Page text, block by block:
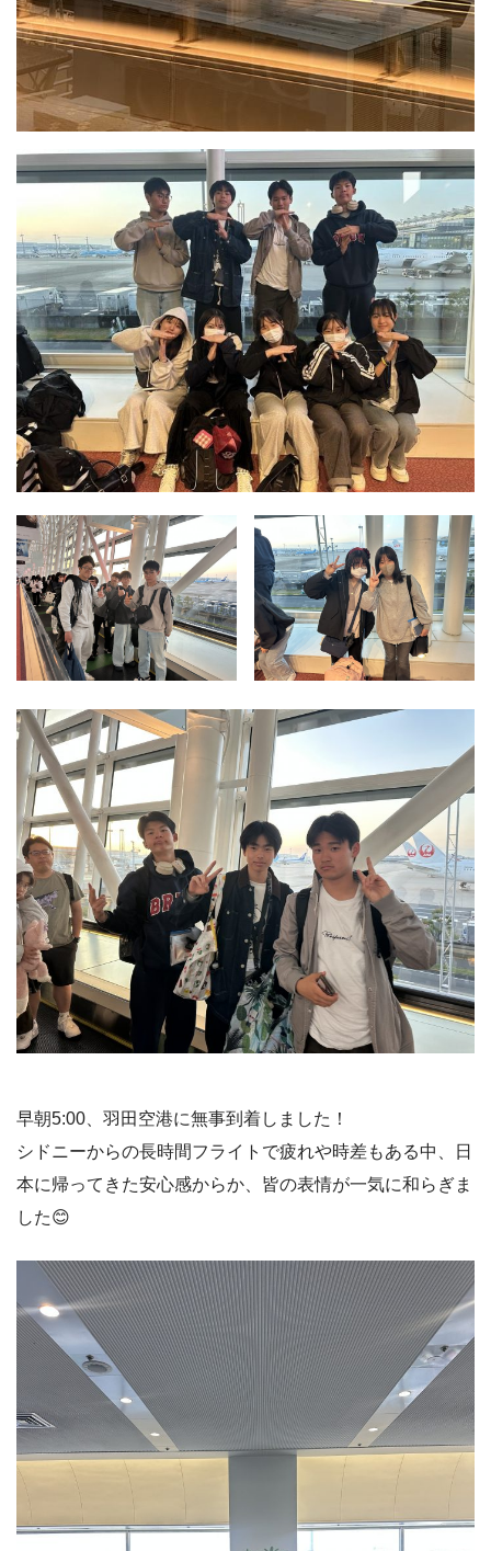
早朝5:00、羽田空港に無事到着しました！
シドニーからの長時間フライトで疲れや時差もある中、日
本に帰ってきた安心感からか、皆の表情が一気に和らぎま
した😊